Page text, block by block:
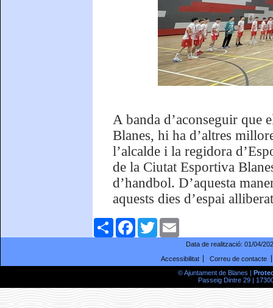
A banda d’aconseguir que
Blanes, hi ha d’altres
l’alcalde i la regidora
de la Ciutat Esportiva
d’handbol. D’aquesta
aquests dies d’espai
ComparteixFacebookTwitter
Data de realització: 01/04/
Accessibilitat
Correu de contacte
© Ajuntament de Blanes |
Passeig Dintre 29 |